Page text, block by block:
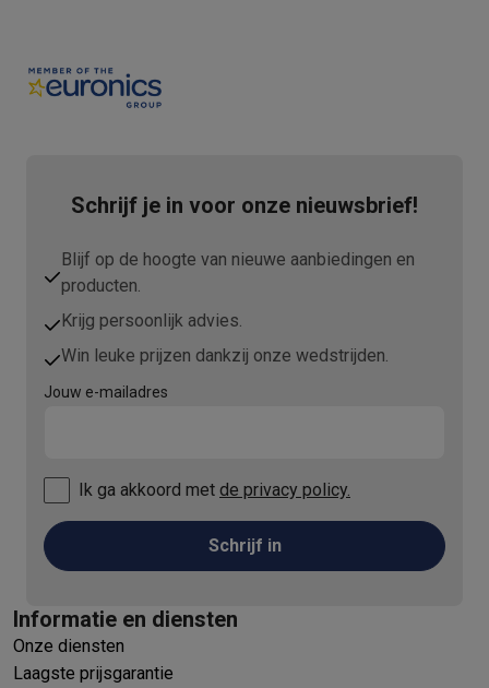
Schrijf je in voor onze nieuwsbrief!
Blijf op de hoogte van nieuwe aanbiedingen en
producten.
Krijg persoonlijk advies.
Win leuke prijzen dankzij onze wedstrijden.
Jouw e-mailadres
Ik ga akkoord met de privacy policy.
Schrijf in
Informatie en diensten
Onze diensten
Laagste prijsgarantie